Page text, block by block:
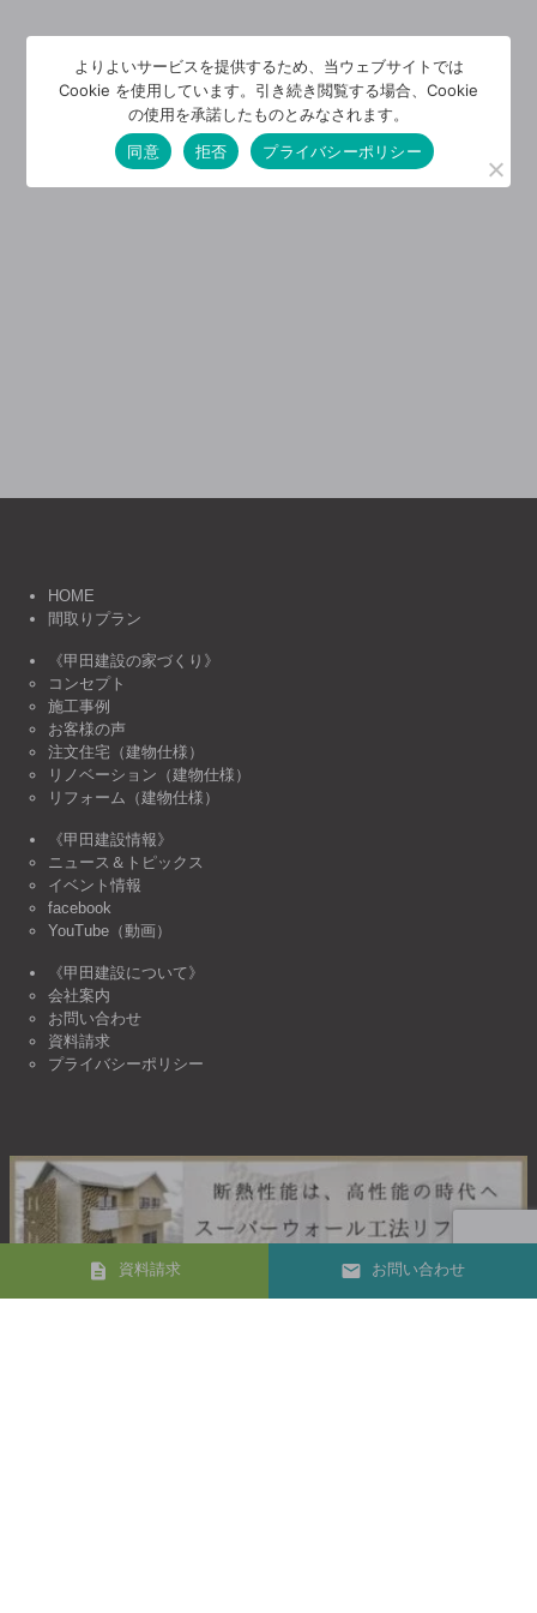
HOME
間取りプラン
《甲田建設の家づくり》
コンセプト
施工事例
お客様の声
注文住宅（建物仕様）
リノベーション（建物仕様）
リフォーム（建物仕様）
《甲田建設情報》
ニュース＆トピックス
イベント情報
facebook
YouTube（動画）
《甲田建設について》
会社案内
お問い合わせ
資料請求
プライバシーポリシー
資料請求 お問い合わせ
よりよいサービスを提供するため、当ウェブサイトでは
Cookie を使用しています。引き続き閲覧する場合、Cookie
の使用を承諾したものとみなされます。
同意
拒否 プライバシーポリシー